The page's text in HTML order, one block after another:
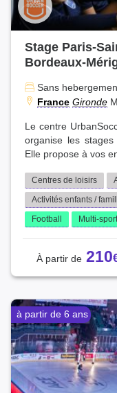
Stage Paris-
Bordeaux-
Sans
France Gironde
Le centre
organise les stages
Elle propose à vos
Centres de loisirs
Activités enfants /
Football
Multi-
210
à partir de 6 ans